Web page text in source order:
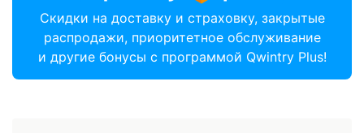
Скидки на доставку и страховку, закрытые
распродажи, приоритетное обслуживание
и другие бонусы с программой Qwintry Plus!